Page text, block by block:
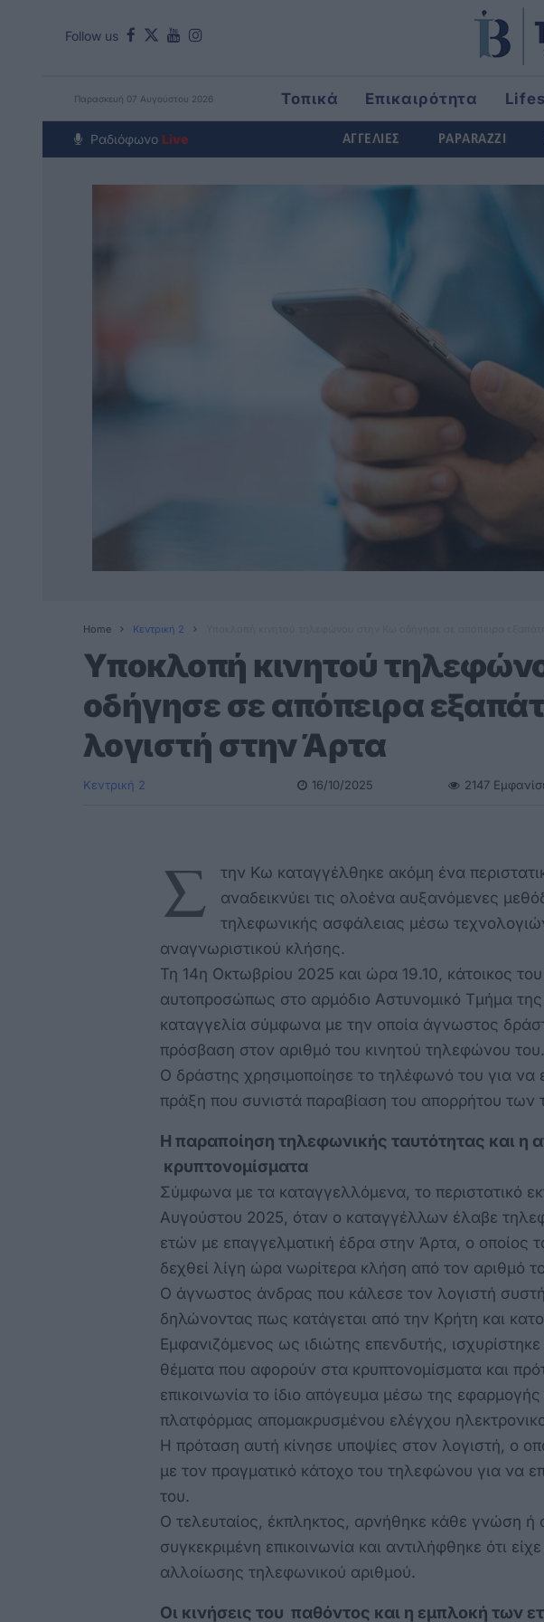
Follow us
Παρασκευή 07 Αυγούστου 2026 Τοπικά Επικαιρότητα
Around The World
Ραδιόφωνο Live ΑΓΓΕΛΙΕΣ PAPARAZZI
Home Κεντρική 2
Υποκλοπή κινητού
οδήγησε σε απόπειρα
λογιστή στην Άρτα
Κεντρική 2 16/10/2025 2147
Σ
την Κω καταγγέλθηκε ακόμη ένα
αναδεικνύει τις ολοένα αυξανόμενες
τηλεφωνικής ασφάλειας μέσω
αναγνωριστικού κλήσης.
Τη 14η Οκτωβρίου 2025 και ώρα 19.10, κάτοικος
αυτοπροσώπως στο αρμόδιο Αστυνομικό Τμήμα
καταγγελία σύμφωνα με την οποία άγνωστος
πρόσβαση στον αριθμό του κινητού τηλεφώνου του.
Ο δράστης χρησιμοποίησε το τηλέφωνό του για να
πράξη που συνιστά παραβίαση του απορρήτου των
Η παραποίηση τηλεφωνικής ταυτότητας και η
κρυπτονομίσματα
Σύμφωνα με τα καταγγελλόμενα, το περιστατικό
Αυγούστου 2025, όταν ο καταγγέλλων έλαβε
ετών με επαγγελματική έδρα στην Άρτα, ο οποίος
δεχθεί λίγη ώρα νωρίτερα κλήση από τον αριθμό
Ο άγνωστος άνδρας που κάλεσε τον λογιστή
δηλώνοντας πως κατάγεται από την Κρήτη και
Εμφανιζόμενος ως ιδιώτης επενδυτής, ισχυρίστηκε
θέματα που αφορούν στα κρυπτονομίσματα και
επικοινωνία το ίδιο απόγευμα μέσω της
πλατφόρμας απομακρυσμένου ελέγχου
Η πρόταση αυτή κίνησε υποψίες στον λογιστή, ο
με τον πραγματικό κάτοχο του τηλεφώνου για να
του.
Ο τελευταίος, έκπληκτος, αρνήθηκε κάθε γνώση ή
συγκεκριμένη επικοινωνία και αντιλήφθηκε ότι
αλλοίωσης τηλεφωνικού αριθμού.
Οι κινήσεις του παθόντος και η εμπλοκή των